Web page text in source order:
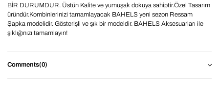
BİR DURUMDUR. Üstün Kalite ve yumuşak dokuya sahiptir.Özel Tasarım
üründür.Kombinlerinizi tamamlayacak BAHELS yeni sezon Ressam
Şapka modelidir. Gösterişli ve şık bir modeldir. BAHELS Aksesuarları ile
şıklığınızı tamamlayın!
Comments(0)